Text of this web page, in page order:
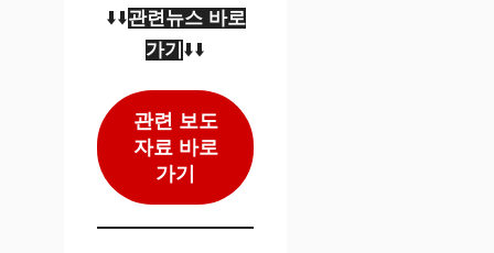
⬇️⬇️관련뉴스 바로
가기 ⬇️⬇️
관련 보도
자료 바로
가기